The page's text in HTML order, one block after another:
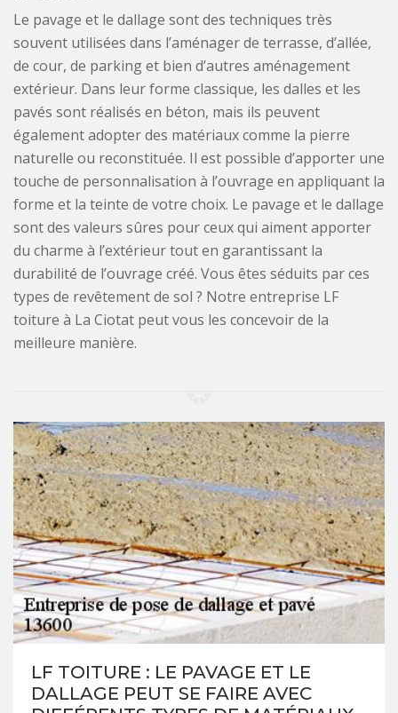
Le pavage et le dallage sont des techniques très
souvent utilisées dans l’aménager de terrasse, d’allée,
de cour, de parking et bien d’autres aménagement
extérieur. Dans leur forme classique, les dalles et les
pavés sont réalisés en béton, mais ils peuvent
également adopter des matériaux comme la pierre
naturelle ou reconstituée. Il est possible d’apporter une
touche de personnalisation à l’ouvrage en appliquant la
forme et la teinte de votre choix. Le pavage et le dallage
sont des valeurs sûres pour ceux qui aiment apporter
du charme à l’extérieur tout en garantissant la
durabilité de l’ouvrage créé. Vous êtes séduits par ces
types de revêtement de sol ? Notre entreprise LF
toiture à La Ciotat peut vous les concevoir de la
meilleure manière.
LF TOITURE : LE PAVAGE ET LE
DALLAGE PEUT SE FAIRE AVEC